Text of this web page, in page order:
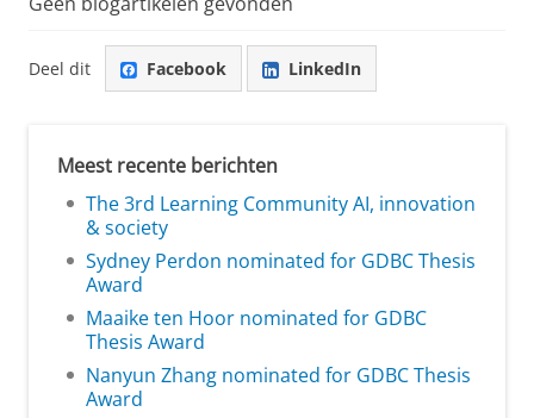
Deel dit Facebook LinkedIn
Meest recente berichten
The 3rd Learning Community AI, innovation
& society
Sydney Perdon nominated for GDBC Thesis
Award
Maaike ten Hoor nominated for GDBC
Thesis Award
Nanyun Zhang nominated for GDBC Thesis
Award